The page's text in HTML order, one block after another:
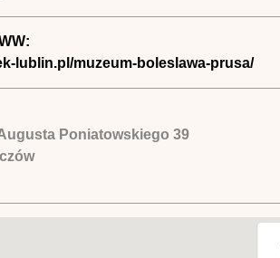
lublin.pl/muzeum-boleslawa-prusa/
Poniatowskiego 39